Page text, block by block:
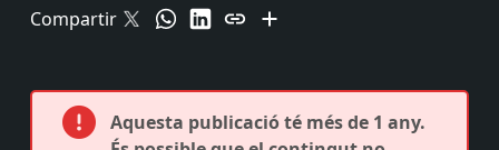
Compartir
Aquesta publicació té més de 1 any.